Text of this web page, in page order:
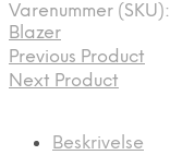
Varenummer (SKU):
Blazer
Previous Product
Next Product
Beskrivelse